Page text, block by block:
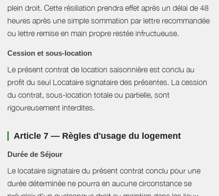
plein droit. Cette résiliation prendra effet après un délai de 48
heures après une simple sommation par lettre recommandée
ou lettre remise en main propre restée infructueuse.
Cession et sous-location
Le présent contrat de location saisonnière est conclu au
profit du seul Locataire signataire des présentes. La cession
du contrat, sous-location totale ou partielle, sont
rigoureusement interdites.
Article 7 — Règles d'usage du logement
Durée de Séjour
Le locataire signataire du présent contrat conclu pour une
durée déterminée ne pourra en aucune circonstance se